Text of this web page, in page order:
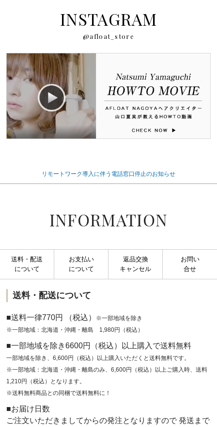
INSTAGRAM
@afloat_store
リモートワーク導入に伴う電話窓口停止のお知らせ
INFORMATION
送料・配送
について
お支払い
について
返品交換
キャンセル
お問い
合せ
送料・配送について
■送料一律770円 （税込）
※一部地域を除き
※一部地域：北海道・沖縄・離島 1,980円（税込）
■一部地域を除き6600円（税込）以上購入で送料無料
一部地域を除き、6,600円（税込）以上購入いただくと送料無料です。
※一部地域：北海道・沖縄・離島のみ、6,600円（税込）以上ご購入時、送料
1,210円（税込）となります。
※送料無料商品との同梱で送料無料に！
■お届け日数
ご注文いただきましてからの発注となりますので 発送まで